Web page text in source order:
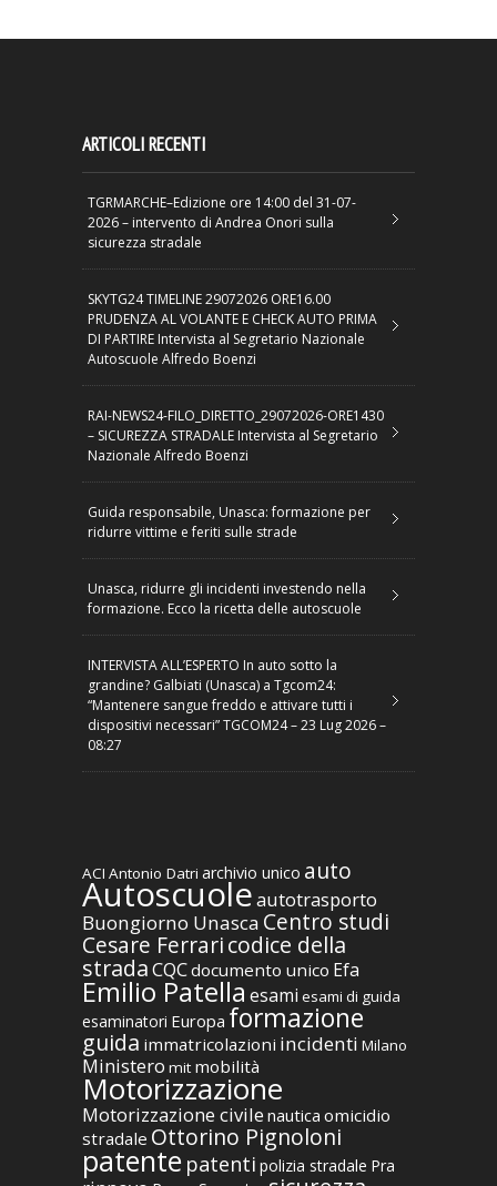
ARTICOLI RECENTI
TGRMARCHE–Edizione ore 14:00 del 31-07-
2026 – intervento di Andrea Onori sulla
sicurezza stradale
SKYTG24 TIMELINE 29072026 ORE16.00
PRUDENZA AL VOLANTE E CHECK AUTO PRIMA
DI PARTIRE Intervista al Segretario Nazionale
Autoscuole Alfredo Boenzi
RAI-NEWS24-FILO_DIRETTO_29072026-ORE1430
– SICUREZZA STRADALE Intervista al Segretario
Nazionale Alfredo Boenzi
Guida responsabile, Unasca: formazione per
ridurre vittime e feriti sulle strade
Unasca, ridurre gli incidenti investendo nella
formazione. Ecco la ricetta delle autoscuole
INTERVISTA ALL’ESPERTO In auto sotto la
grandine? Galbiati (Unasca) a Tgcom24:
“Mantenere sangue freddo e attivare tutti i
dispositivi necessari” TGCOM24 – 23 Lug 2026 –
08:27
ACI Antonio Datri archivio unico auto
Autoscuoleautotrasporto
Buongiorno Unasca Centro studi
Cesare Ferraricodice della
stradaCQCdocumento unico Efa
Emilio Patella esami esami di guida
esaminatori Europa formazione
guida immatricolazioni incidenti Milano
Ministero mit mobilità
Motorizzazione
Motorizzazione civile nautica omicidio
stradale Ottorino Pignoloni
patente patenti polizia stradale Pra